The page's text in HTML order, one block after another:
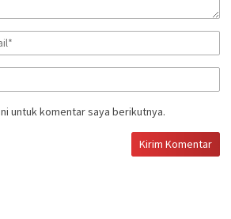
untuk komentar saya berikutnya.